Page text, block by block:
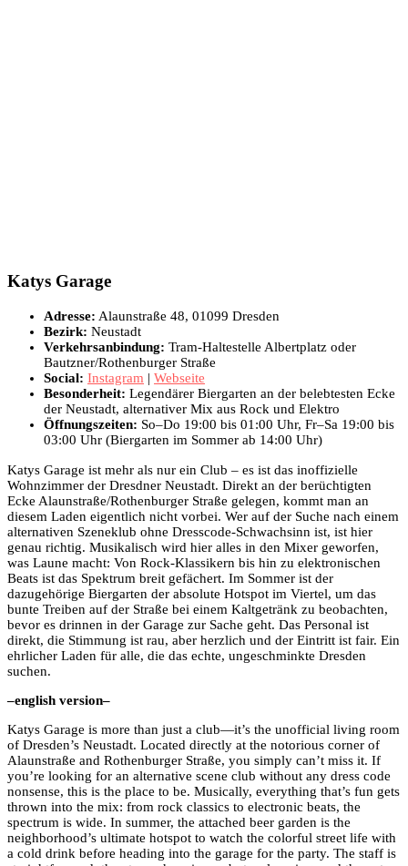
Katys Garage
Adresse: Alaunstraße 48, 01099 Dresden
Bezirk: Neustadt
Verkehrsanbindung: Tram-Haltestelle Albertplatz oder
Bautzner/Rothenburger Straße
Social: Instagram | Webseite
Besonderheit: Legendärer Biergarten an der belebtesten Ecke
der Neustadt, alternativer Mix aus Rock und Elektro
Öffnungszeiten: So–Do 19:00 bis 01:00 Uhr, Fr–Sa 19:00 bis
03:00 Uhr (Biergarten im Sommer ab 14:00 Uhr)
Katys Garage ist mehr als nur ein Club – es ist das inoffizielle
Wohnzimmer der Dresdner Neustadt. Direkt an der berüchtigten
Ecke Alaunstraße/Rothenburger Straße gelegen, kommt man an
diesem Laden eigentlich nicht vorbei. Wer auf der Suche nach einem
alternativen Szeneklub ohne Dresscode-Schwachsinn ist, ist hier
genau richtig. Musikalisch wird hier alles in den Mixer geworfen,
was Laune macht: Von Rock-Klassikern bis hin zu elektronischen
Beats ist das Spektrum breit gefächert. Im Sommer ist der
dazugehörige Biergarten der absolute Hotspot im Viertel, um das
bunte Treiben auf der Straße bei einem Kaltgetränk zu beobachten,
bevor es drinnen in der Garage zur Sache geht. Das Personal ist
direkt, die Stimmung ist rau, aber herzlich und der Eintritt ist fair. Ein
ehrlicher Laden für alle, die das echte, ungeschminkte Dresden
suchen.
–english version–
Katys Garage is more than just a club—it’s the unofficial living room
of Dresden’s Neustadt. Located directly at the notorious corner of
Alaunstraße and Rothenburger Straße, you simply can’t miss it. If
you’re looking for an alternative scene club without any dress code
nonsense, this is the place to be. Musically, everything that’s fun gets
thrown into the mix: from rock classics to electronic beats, the
spectrum is wide. In summer, the attached beer garden is the
neighborhood’s ultimate hotspot to watch the colorful street life with
a cold drink before heading into the garage for the party. The staff is